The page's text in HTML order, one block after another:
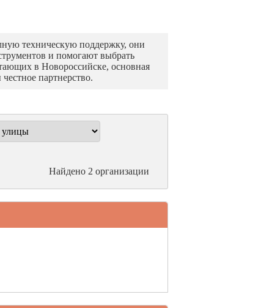
техническую поддержку, они
и помогают выбрать
в Новороссийске, основная
партнерство.
Найдено 2 организации